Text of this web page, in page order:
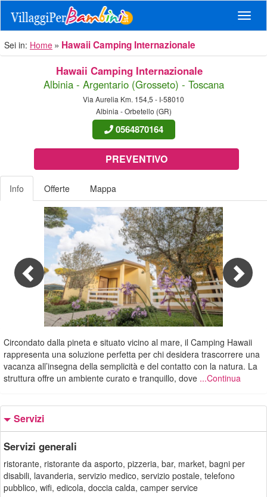
Sei in: Home Hawaii Camping Internazionale
Hawaii Camping Internazionale
Albinia - Argentario (Grosseto) - Toscana
Via Aurelia Km. 154,5 - I-58010
Albinia - Orbetello (GR)
0564870164
PREVENTIVO
Info Offerte Mappa
1/49
Previous
Circondato dalla pineta e situato vicino al mare, il Camping Hawaii
rappresenta una soluzione perfetta per chi desidera trascorrere una
vacanza all’insegna della semplicità e del contatto con la natura. La
struttura offre un ambiente curato e tranquillo, dove ...Continua
Servizi
Servizi generali
ristorante, ristorante da asporto, pizzeria, bar, market, bagni per
disabili, lavanderia, servizio medico, servizio postale, telefono
pubblico, wifi, edicola, doccia calda, camper service